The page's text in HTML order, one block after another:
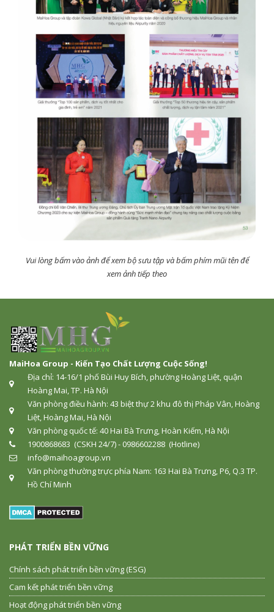
Vui lòng bấm vào ảnh để xem bộ sưu tập và bấm phím mũi tên để
xem ảnh tiếp theo
MaiHoa Group - Kiến Tạo Chất Lượng Cuộc Sống!
Địa chỉ: 14-16/1 phố Bùi Huy Bích, phường Hoàng Liệt, quận
Hoàng Mai, TP. Hà Nội
Văn phòng điều hành: 43 biệt thự 2 khu đô thị Pháp Vân, Hoàng
Liệt, Hoàng Mai, Hà Nội
Văn phòng quốc tế: 40 Hai Bà Trưng, Hoàn Kiếm, Hà Nội
1900868683 (CSKH 24/7) - 0986602288 (Hotline)
info@maihoagroup.vn
Văn phòng thường trực phía Nam: 163 Hai Bà Trưng, P6, Q.3 TP.
Hồ Chí Minh
PHÁT TRIỂN BỀN VỮNG
Chính sách phát triển bền vững (ESG)
Cam kết phát triển bền vững
Hoạt động phát triển bền vững